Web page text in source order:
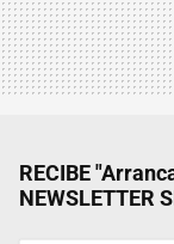
RECIBE
NEWSLETTER